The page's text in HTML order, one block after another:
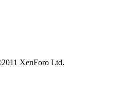
XenForo Ltd.